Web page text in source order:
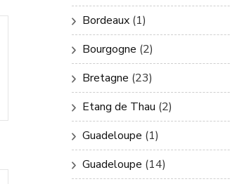
Bordeaux (1)
Bourgogne (2)
Bretagne (23)
Etang de Thau (2)
Guadeloupe (1)
Guadeloupe (14)